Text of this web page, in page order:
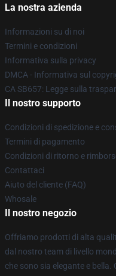
La nostra azienda
Informazioni su di noi
Termini e condizioni
Informativa sulla privacy
DMCA - Informativa sul
CA SB657: Legge sulla
Il nostro supporto
Condizioni di spedizione e
Termini di pagamento
Condizioni di ritorno e
Contattaci
Aiuto del cliente (FAQ)
Whosale
Il nostro negozio
Offriamo prodotti di alta
dal nostro team di livello
che sono sia elegante e